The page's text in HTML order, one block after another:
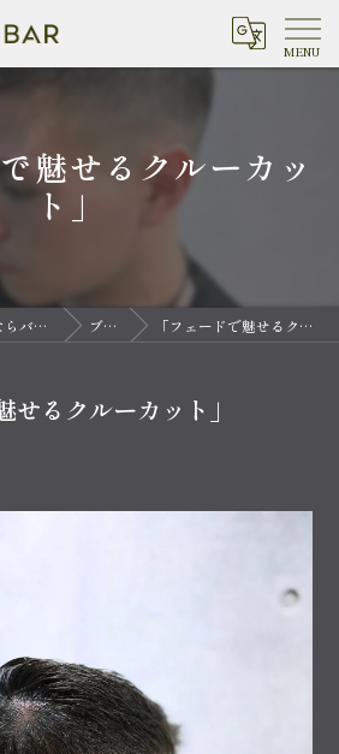
魅せるクルーカッ
ト」
東京都中野の理容室ならバーバーバー 中野 ブログ 「フェードで魅せるクルーカット」
せるクルーカット」